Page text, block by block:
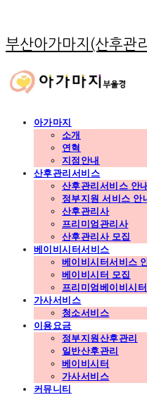
부산아가마지(산후관
아가마지
소개
연혁
지점안내
산후관리서비스
산후관리서비스 안
정부지원 서비스 안
산후관리사
프리미엄관리사
산후관리사 모집
베이비시터서비스
베이비시터서비스
베이비시터 모집
프리미엄베이비시터
가사서비스
청소서비스
이용요금
정부지원산후관리
일반산후관리
베이비시터
가사서비스
커뮤니티